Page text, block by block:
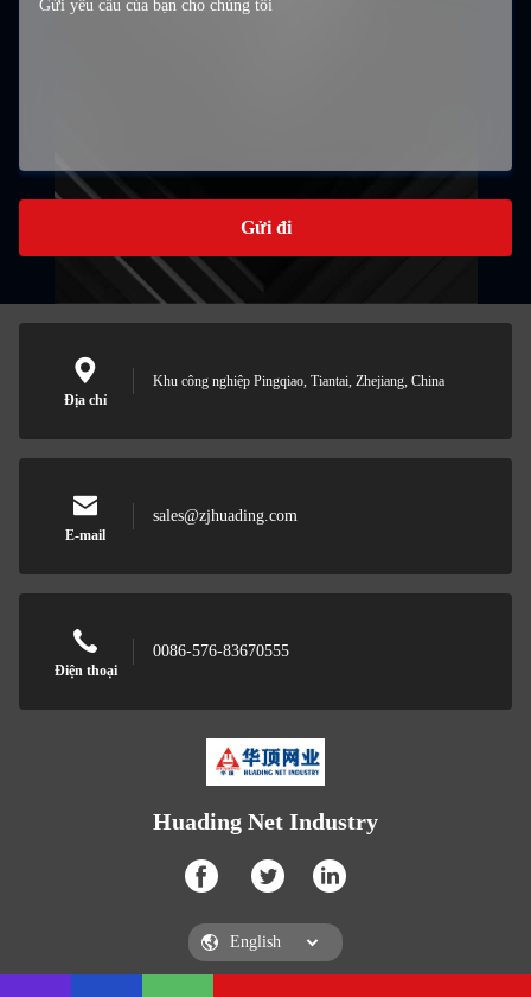
Gửi đi
Địa chỉ
Khu công nghiệp Pingqiao, Tiantai, Zhejiang, China
E-mail
sales@zjhuading.com
Điện thoại
0086-576-83670555
Huading Net Industry